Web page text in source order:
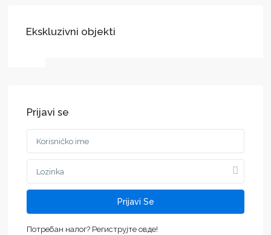
Ekskluzivni objekti
Prijavi se
Prijavi Se
Потребан налог? Региструјте овде!